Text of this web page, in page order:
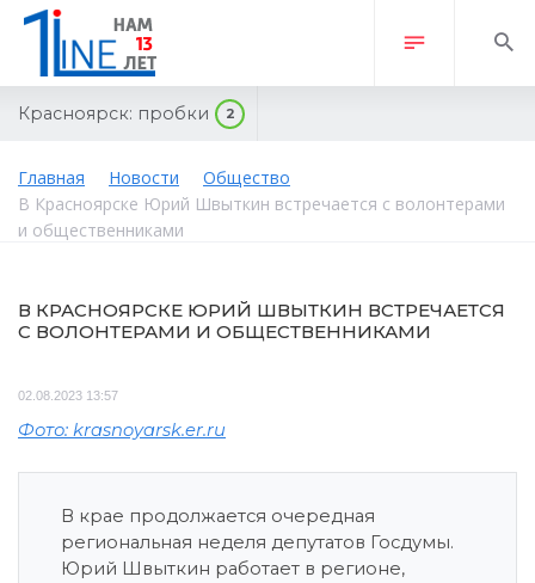
Красноярск: пробки 2
Главная Новости
Общество
В Красноярске Юрий Швыткин встречается с волонтерами
и общественниками
В КРАСНОЯРСКЕ ЮРИЙ ШВЫТКИН ВСТРЕЧАЕТСЯ
С ВОЛОНТЕРАМИ И ОБЩЕСТВЕННИКАМИ
02.08.2023 13:57
Фото: krasnoyarsk.er.ru
В крае продолжается очередная
региональная неделя депутатов Госдумы.
Юрий Швыткин работает в регионе,